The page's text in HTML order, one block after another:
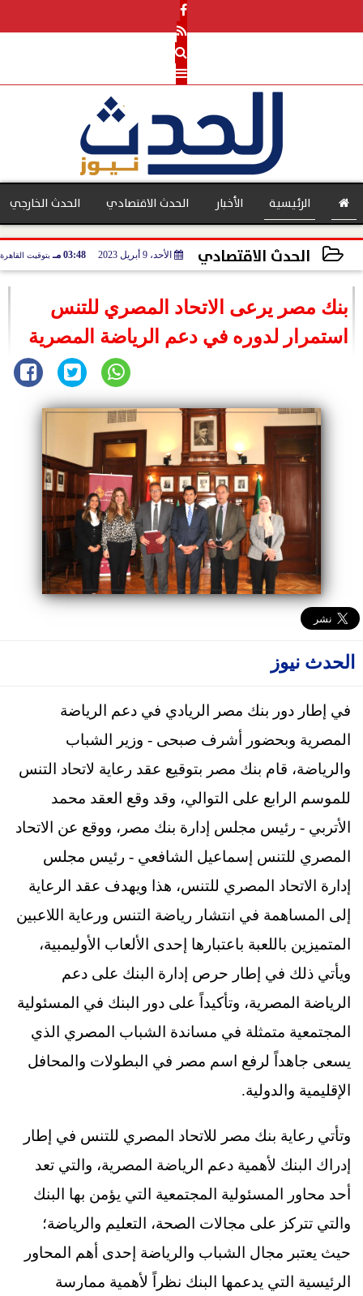
الرئيسية الأخبار الحدث الاقتصادي
بنوك
الحدث الخارجي
الحدث الاقتصادي الأحد، 9 أبريل 2023 03:48 مـ بتوقيت القاهرة
بنك مصر يرعى الاتحاد المصري للتنس
استمرار لدوره في دعم الرياضة المصرية
الحدث نيوز
في إطار دور بنك مصر الريادي في دعم الرياضة
المصرية وبحضور أشرف صبحى - وزير الشباب
والرياضة، قام بنك مصر بتوقيع عقد رعاية لاتحاد التنس
للموسم الرابع على التوالي، وقد وقع العقد محمد
الأتربي - رئيس مجلس إدارة بنك مصر، ووقع عن الاتحاد
المصري للتنس إسماعيل الشافعي - رئيس مجلس
إدارة الاتحاد المصري للتنس، هذا ويهدف عقد الرعاية
إلى المساهمة في انتشار رياضة التنس ورعاية اللاعبين
المتميزين باللعبة باعتبارها إحدى الألعاب الأوليمبية،
ويأتي ذلك في إطار حرص إدارة البنك على دعم
الرياضة المصرية، وتأكيداً على دور البنك في المسئولية
المجتمعية متمثلة في مساندة الشباب المصري الذي
يسعى جاهداً لرفع اسم مصر في البطولات والمحافل
الإقليمية والدولية.
وتأتي رعاية بنك مصر للاتحاد المصري للتنس في إطار
إدراك البنك لأهمية دعم الرياضة المصرية، والتي تعد
أحد محاور المسئولية المجتمعية التي يؤمن بها البنك
والتي تتركز على مجالات الصحة، التعليم والرياضة؛
حيث يعتبر مجال الشباب والرياضة إحدى أهم المحاور
الرئيسية التي يدعمها البنك نظراً لأهمية ممارسة